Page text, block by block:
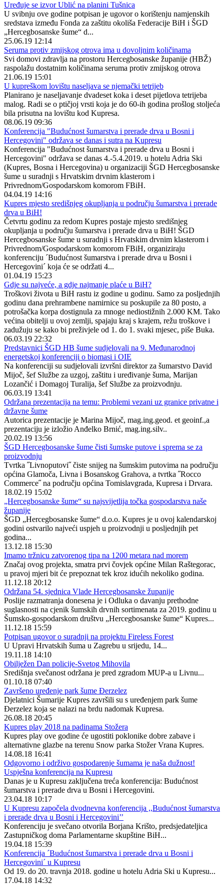
Uređuje se izvor Ublić na planini Tušnica
U svibnju ove godine potpisan je ugovor o korištenju namjenskih
sredstava između Fonda za zaštitu okoliša Federacije BiH i ŠGD
„Hercegbosanske šume“ d...
25.06.19 12:14
Seruma protiv zmijskog otrova ima u dovoljnim količinama
Svi domovi zdravlja na prostoru Hercegbosanske županije (HBŽ)
raspolažu dostatnim količinama seruma protiv zmijskog otrova
21.06.19 15:01
U kupreškom lovištu naseljava se njemački tetrijeb
Planirano je naseljavanje dvadeset koka i deset pijetlova tetrijeba
malog. Radi se o ptičjoj vrsti koja je do 60-ih godina prošlog stoljeća
bila prisutna na lovištu kod Kupresa.
08.06.19 09:36
Konferencija "Budućnost šumarstva i prerade drva u Bosni i
Hercegovini" održava se danas i sutra na Kupresu
Konferencija "Budućnost šumarstva i prerade drva u Bosni i
Hercegovini" održava se danas 4.-5.4.2019. u hotelu Adria Ski
(Kupres, Bosna i Hercegovina) u organizaciji ŠGD Hercegbosanske
šume u suradnji s Hrvatskim drvnim klasterom i
Privrednom/Gospodarskom komorom FBiH.
04.04.19 14:16
Kupres mjesto središnjeg okupljanja u području šumarstva i prerade
drva u BiH!
Četvrtu godinu za redom Kupres postaje mjesto središnjeg
okupljanja u području šumarstva i prerade drva u BiH! ŠGD
Hercegbosanske šume u suradnji s Hrvatskim drvnim klasterom i
Privrednom/Gospodarskom komorom FBiH, organiziraju
konferenciju ´Budućnost šumarstva i prerade drva u Bosni i
Hercegovini´ koja će se održati 4...
01.04.19 15:23
Gdje su najveće, a gdje najmanje plaće u BiH?
Troškovi života u BiH rastu iz godine u godinu. Samo za posljednjih
godinu dana prehrambene namirnice su poskupile za 80 posto, a
potrošačka korpa dostignula za mnoge nediostižnih 2.000 KM. Tako
većina obitelji u ovoj zemlji, spajaju kraj s krajem, režu troškove i
zadužuju se kako bi preživjele od 1. do 1. svaki mjesec, piše Buka.
06.03.19 22:32
Predstavnici ŠGD HB šume sudjelovali na 9. Međunarodnoj
energetskoj konferenciji o biomasi i OIE
Na konferenciji su sudjelovali izvršni direktor za šumarstvo David
Mijoč, šef Službe za uzgoj, zaštitu i uređivanje šuma, Marijan
Lozančić i Domagoj Turalija, šef Službe za proizvodnju.
06.03.19 13:41
Održana prezentacija na temu: Problemi vezani uz granice privatne i
državne šume
Autorica prezentacije je Marina Mijoč, mag.ing.geod. et geoinf.,a
prezentaciju je izložio Anđelko Brnić, mag.ing.silv..
20.02.19 13:56
ŠGD Hercegbosanske šume čisti šumske putove i sprema se za
proizvodnju
Tvrtka ˝Livnoputovi˝ čiste snijeg na šumskim putovima na području
općina Glamoča, Livna i Bosanskog Grahova, a tvrtka ˝Rocco
Commerce˝ na području općina Tomislavgrada, Kupresa i Drvara.
18.02.19 15:02
„Hercegbosanske šume“ su najsvijetlija točka gospodarstva naše
županije
ŠGD „Hercegbosanske šume“ d.o.o. Kupres je u ovoj kalendarskoj
godini ostvarilo najveći uspjeh u proizvodnji u posljednjih pet
godina...
13.12.18 15:30
Imamo tržnicu zatvorenog tipa na 1200 metara nad morem
Značaj ovog projekta, smatra prvi čovjek općine Milan Raštegorac,
u pravoj mjeri bit će prepoznat tek kroz idućih nekoliko godina.
11.12.18 20:12
Održana 54. sjednica Vlade Hercegbosanske županije
Poslije razmatranja donesena je i Odluka o davanju prethodne
suglasnosti na cjenik šumskih drvnih sortimenata za 2019. godinu u
Šumsko-gospodarskom društvu „Hercegbosanske šume“ Kupres...
11.12.18 15:59
Potpisan ugovor o suradnji na projektu Fireless Forest
U Upravi Hrvatskih šuma u Zagrebu u srijedu, 14...
19.11.18 14:10
Obilježen Dan policije-Svetog Mihovila
Središnja svečanost održana je pred zgradom MUP-a u Livnu...
01.10.18 07:40
Završeno uređenje park šume Đerzelez
Djelatnici Šumarije Kupres završili su s uređenjem park šume
Đerzelez koja se nalazi na brdu nadomak Kupresa.
26.08.18 20:45
Kupres play 2018 na padinama Stožera
Kupres play ove godine će ugostiti poklonike dobre zabave i
alternativne glazbe na terenu Snow parka Stožer Vrana Kupres.
14.08.18 16:41
Odgovorno i održivo gospodarenje šumama je naša dužnost!
Uspješna konferencija na Kupresu
Danas je u Kupresu zaključena treća konferencija: Budućnost
šumarstva i prerade drva u Bosni i Hercegovini.
23.04.18 10:17
U Kupresu započela dvodnevna konferencija ,,Budućnost šumarstva
i prerade drva u Bosni i Hercegovini’’
Konferenciju je svečano otvorila Borjana Krišto, predsjedateljica
Zastupničkog doma Parlamentarne skupštine BiH...
19.04.18 15:39
Konferencija ´Budućnost šumarstva i prerade drva u Bosni i
Hercegovini´ u Kupresu
Od 19. do 20. travnja 2018. godine u hotelu Adria Ski u Kupresu...
17.04.18 14:32